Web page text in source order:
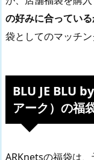
の好みに合っている
袋としてのマッチン
BLU JE BLU
アーク）の福
ARKnetsの福袋は